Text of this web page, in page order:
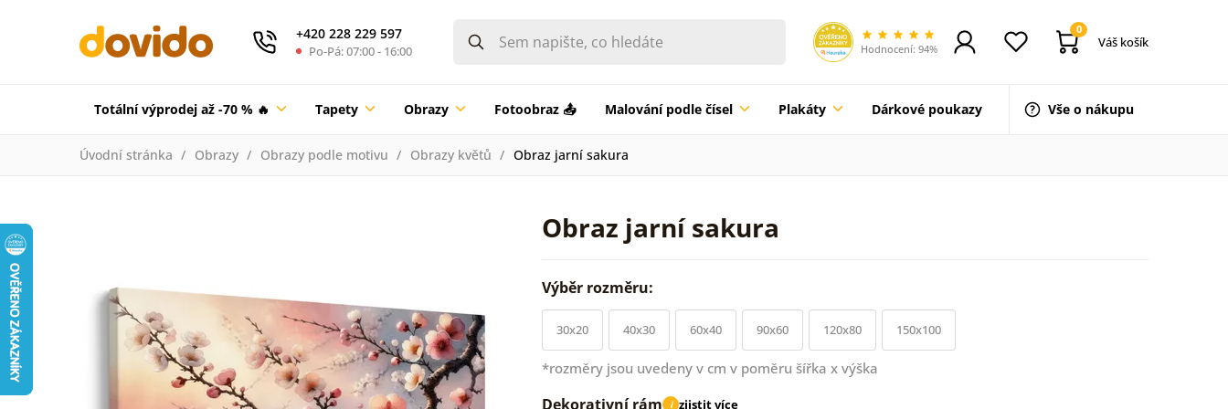
+420 228 229 597
Po-Pá: 07:00 - 16:00 Hodnocení: 94%
0
Váš košík
Totální výprodej až -70 % 🔥 Tapety Obrazy Fotoobraz 📤 Malování podle čísel Plakáty Dárkové poukazy Vše o nákupu
Úvodní stránka Obrazy Obrazy podle motivu Obrazy květů Obraz jarní sakura
Obraz jarní sakura
Výběr rozměru:
30x20 40x30 60x40 90x60 120x80 150x100
*rozměry jsou uvedeny v cm v poměru šířka x výška
Dekorativní rám i zjistit více